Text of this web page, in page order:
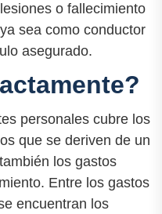
o fallecimiento
sea como conductor
asegurado.
personales cubre los
que se deriven de un
los gastos
Entre los gastos
encuentran los